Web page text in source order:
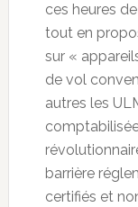
ces heures
tout en
sur «
de vol
autres les
barrière
certifiés et